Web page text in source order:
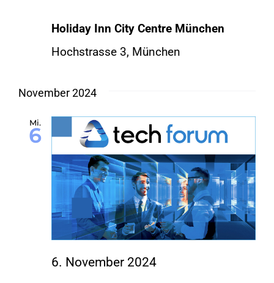
Holiday Inn City Centre München
Hochstrasse 3, München
November 2024
Mi.
6
6. November 2024